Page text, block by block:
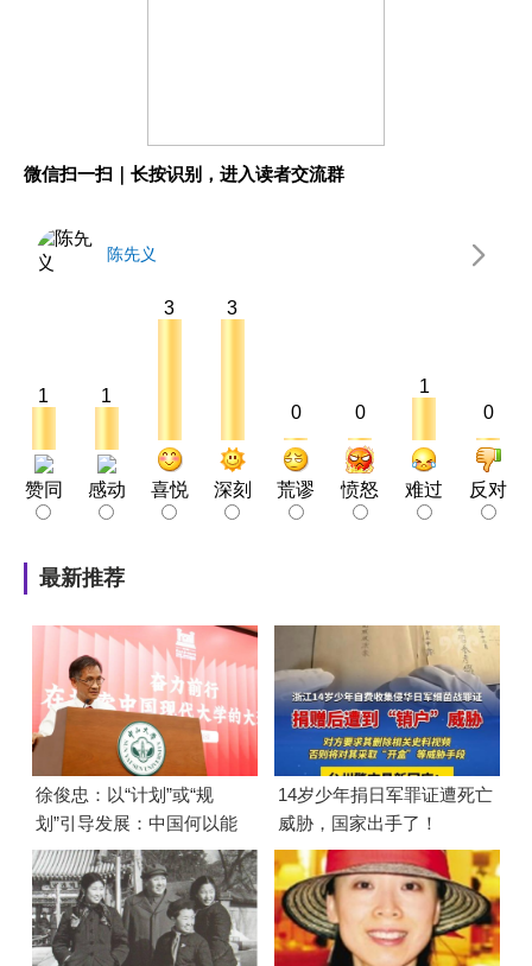
微信扫一扫｜长按识别，进入读者交流群
陈先义
1
赞同
1
感动
3
喜悦
3
深刻
0
荒谬
0
愤怒
1
难过
0
反对
最新推荐
徐俊忠：以“计划”或“规
划”引导发展：中国何以能
够成功
14岁少年捐日军罪证遭死亡
威胁，国家出手了！